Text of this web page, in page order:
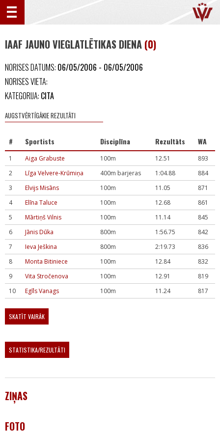
IAAF JAUNO VIEGLATLĒTIKAS DIENA (0)
NORISES DATUMS: 06/05/2006 - 06/05/2006
NORISES VIETA:
KATEGORIJA: CITA
AUGSTVĒRTĪGĀKIE REZULTĀTI
# Sportists Disciplīna Rezultāts WA
1 Aiga Grabuste 100m 12.51
893
2
Līga Velvere-Krūmiņa 400m barjeras 1:04.88
884
3
Elvijs Misāns 100m 11.05
871
4
Elīna Taluce 100m 12.68
861
5
Mārtiņš Vilnis 100m 11.14
845
6
Jānis Dūka 800m 1:56.75
842
7
Ieva Ješkina 800m 2:19.73
836
8
Monta Bitiniece 100m 12.84
832
9
Vita Stročenova 100m 12.91
819
10
Egīls Vanags 100m 11.24 817
SKATĪT VAIRĀK
STATISTIKA/REZULTĀTI
ZIŅAS
FOTO